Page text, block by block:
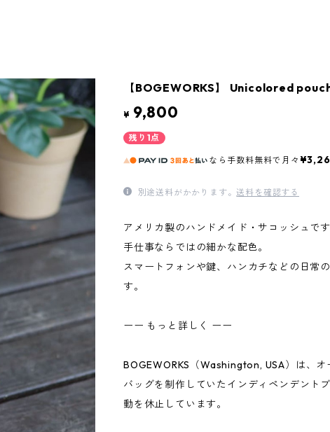
【BOGEWORKS】 Unicolored
¥ 9,800
残り1点
なら 手数料無料で 月々
別途送料がかかります。送料を確認する
アメリカ製のハンドメイド・サコッシュです
手仕事ならではの細かな配色。
スマートフォンや鍵、ハンカチなどの日常
す。
ーー もっと詳しく ーー
BOGEWORKS（Washington, USA）は、オ
バッグを制作していたインディペンデント
動を休止しています。